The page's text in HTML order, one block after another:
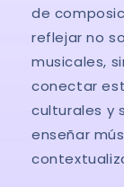
de
reflejar no
musicales,
conectar
culturales y
enseñar